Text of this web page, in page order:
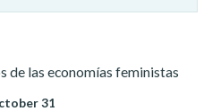
de las economías feministas
31